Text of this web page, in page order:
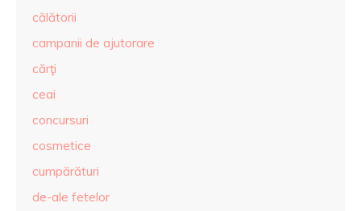
călătorii
campanii de ajutorare
cărţi
ceai
concursuri
cosmetice
cumpărături
de-ale fetelor